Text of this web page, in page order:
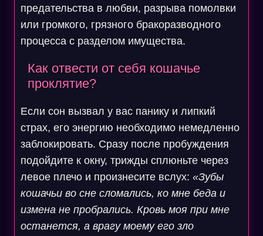
предательства в любви, разрыва помолвки
или громкого, грязного бракоразводного
процесса с разделом имущества.
Как отвести от себя кошачье
проклятие?
Если сон вызвал у вас панику и липкий
страх, его энергию необходимо немедленно
заблокировать. Сразу после пробуждения
подойдите к окну, трижды сплюньте через
левое плечо и произнесите вслух: «Зубы
кошачьи во сне сломались, ко мне беда и
измена не пробрались. Кровь моя при мне
останется, а врагу моему его зло